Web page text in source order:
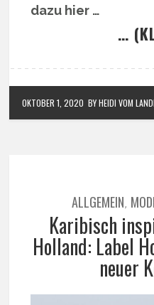
dazu hier …
…
OKTOBER 1, 2020 BY HEIDI VOM
ALLGEMEIN,
Karibisch
Holland: Label
neuer